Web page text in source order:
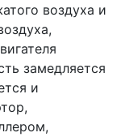
воздуха и
замедляется
и